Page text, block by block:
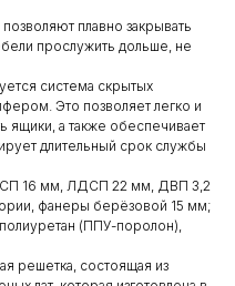
плавно закрывать
прослужить дольше, не
система скрытых
Это позволяет легко и
ящики, а также обеспечивает
длительный срок службы
16 мм, ЛДСП 22 мм, ДВП 3,2
фанеры берёзовой 15 мм;
(ППУ-поролон),
решетка, состоящая из